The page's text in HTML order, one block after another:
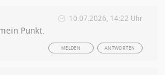
10.07.2026, 14:22 Uhr
Punkt.
ANTWORTEN
MELDEN